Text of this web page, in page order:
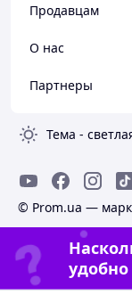
Продавцам
О нас
Партнеры
Тема -
© Prom.ua —